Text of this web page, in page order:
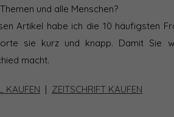
und alle Menschen?
Artikel habe ich die 10 häufigsten
sie kurz und knapp. Damit Sie
macht.
KAUFEN ZEITSCHRIFT KAUFEN